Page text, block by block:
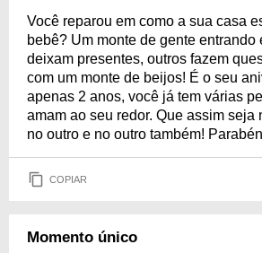
Você reparou em como a sua casa
bebê? Um monte de gente entrando
deixam presentes, outros fazem
com um monte de beijos! É o seu
apenas 2 anos, você já tem várias
amam ao seu redor. Que assim seja
no outro e no outro também!
COPIAR
Momento único